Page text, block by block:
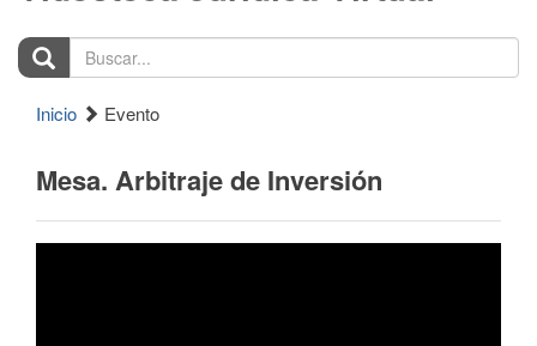
Buscar...
Inicio Evento
Mesa. Arbitraje de Inversión